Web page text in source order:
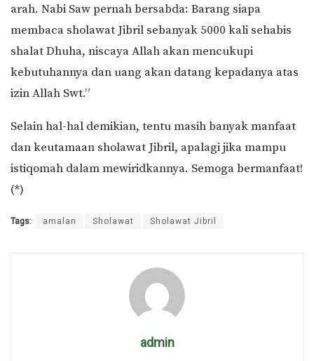
arah. Nabi Saw pernah bersabda: Barang siapa
membaca sholawat Jibril sebanyak 5000 kali sehabis
shalat Dhuha, niscaya Allah akan mencukupi
kebutuhannya dan uang akan datang kepadanya atas
izin Allah Swt.”
Selain hal-hal demikian, tentu masih banyak manfaat
dan keutamaan sholawat Jibril, apalagi jika mampu
istiqomah dalam mewiridkannya. Semoga bermanfaat!
(*)
Tags: amalan Sholawat Sholawat Jibril
admin